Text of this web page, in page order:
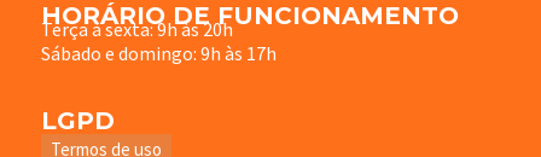
HORÁRIO DE FUNCIONAMENTO
Terça à sexta: 9h às 20h
Sábado e domingo: 9h às 17h
LGPD
Termos de uso